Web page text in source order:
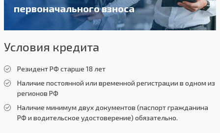
первоначального взноса
Условия кредита
Резидент РФ старше 18 лет
Наличие постоянной или временной регистрации в одном из
регионов РФ
Наличие минимум двух документов (паспорт гражданина
РФ и водительское удостоверение) обязательно.